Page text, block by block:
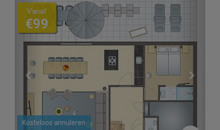
Previous
Kosteloos annuleren
Vanaf
€99